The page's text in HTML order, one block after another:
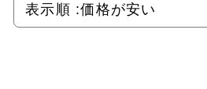
表示順 :価格が安い